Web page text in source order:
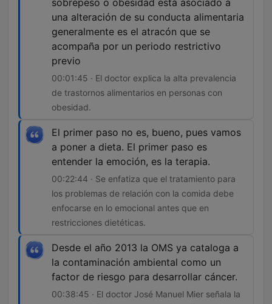
sobrepeso o obesidad está asociado a
una alteración de su conducta alimentaria
generalmente es el atracón que se
acompaña por un periodo restrictivo
previo
00:01:45 · El doctor explica la alta prevalencia
de trastornos alimentarios en personas con
obesidad.
El primer paso no es, bueno, pues vamos
a poner a dieta. El primer paso es
entender la emoción, es la terapia.
00:22:44 · Se enfatiza que el tratamiento para
los problemas de relación con la comida debe
enfocarse en lo emocional antes que en
restricciones dietéticas.
Desde el año 2013 la OMS ya cataloga a
la contaminación ambiental como un
factor de riesgo para desarrollar cáncer.
00:38:45 · El doctor José Manuel Mier señala la